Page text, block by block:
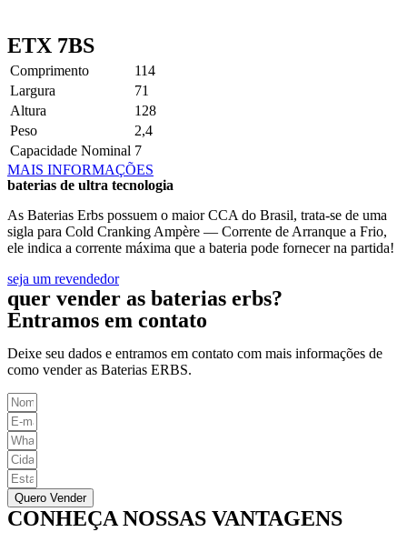
ETX 7BS
Comprimento
114
Largura
71
Altura
128
Peso
2,4
Capacidade Nominal 7
MAIS INFORMAÇÕES
baterias de ultra tecnologia
As Baterias Erbs possuem o maior CCA do Brasil, trata-se de uma
sigla para Cold Cranking Ampère — Corrente de Arranque a Frio,
ele indica a corrente máxima que a bateria pode fornecer na partida!
seja um revendedor
quer vender as baterias erbs?
Entramos em contato
Deixe seu dados e entramos em contato com mais informações de
como vender as Baterias ERBS.
Quero Vender
CONHEÇA NOSSAS VANTAGENS